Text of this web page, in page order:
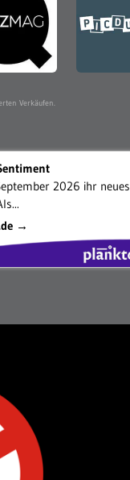
Verkäufen.
2026 ihr neues
→